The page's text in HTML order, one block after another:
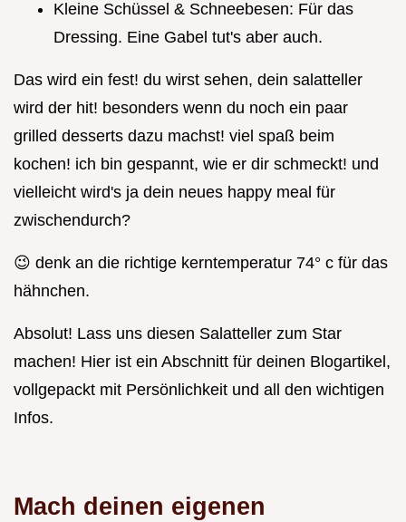
Kleine Schüssel & Schneebesen: Für das
Dressing. Eine Gabel tut's aber auch.
Das wird ein fest! du wirst sehen, dein salatteller
wird der hit! besonders wenn du noch ein paar
grilled desserts dazu machst! viel spaß beim
kochen! ich bin gespannt, wie er dir schmeckt! und
vielleicht wird's ja dein neues happy meal für
zwischendurch?
😉 denk an die richtige kerntemperatur 74° c für das
hähnchen.
Absolut! Lass uns diesen Salatteller zum Star
machen! Hier ist ein Abschnitt für deinen Blogartikel,
vollgepackt mit Persönlichkeit und all den wichtigen
Infos.
Mach deinen eigenen